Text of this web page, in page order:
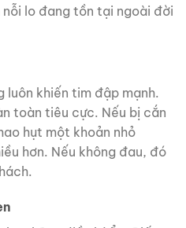
lo đang tồn tại ngoài đời
luôn khiến tim đập mạnh.
toàn tiêu cực. Nếu bị cắn
hụt một khoản nhỏ
hơn. Nếu không đau, đó